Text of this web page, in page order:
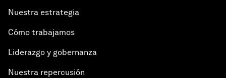
Nuestra estrategia
Cómo trabajamos
Liderazgo y gobernanza
Nuestra repercusión